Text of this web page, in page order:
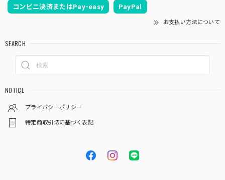
コンビニ決済またはPay-easy PayPal
お支払い方法について
SEARCH
NOTICE
プライバシーポリシー
特定商取引法に基づく表記